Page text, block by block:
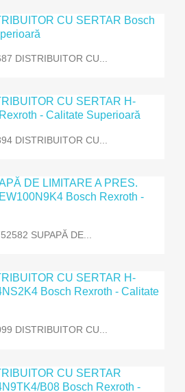
DISTRIBUITOR CU...
DISTRIBUITOR CU...
SUPAPĂ DE...
DISTRIBUITOR CU...